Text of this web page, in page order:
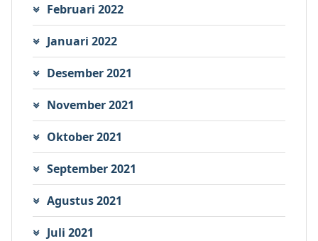
Februari 2022
Januari 2022
Desember 2021
November 2021
Oktober 2021
September 2021
Agustus 2021
Juli 2021